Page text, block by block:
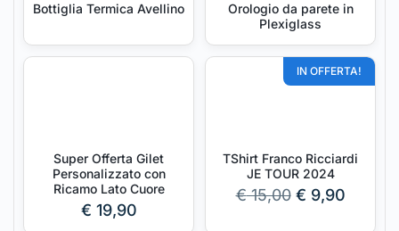
Bottiglia Termica Avellino
Orologio da parete in
Plexiglass
Super Offerta Gilet
Personalizzato con
Ricamo Lato Cuore
€ 19,90
IN OFFERTA!
TShirt Franco Ricciardi
JE TOUR 2024
€15,00 € 9,90